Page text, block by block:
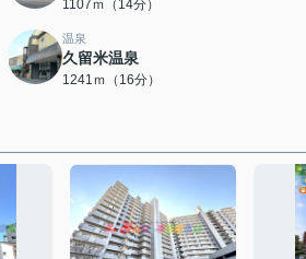
1107ｍ（14分）
温泉
久留米温泉
1241ｍ（16分）